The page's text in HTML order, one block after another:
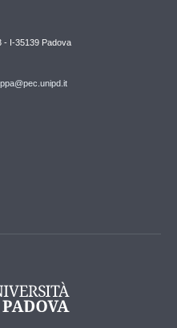
- I-35139 Padova